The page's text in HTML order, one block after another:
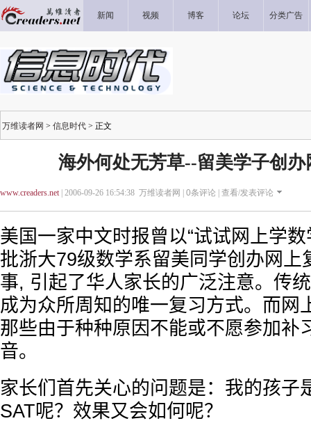
新闻 视频 博客 论坛 分类广告
万维读者网 > 信息时代 > 正文
海外何处无芳草--留美学子创办
www.creaders.net| 2006-09-26 16:54:38 万维读者网 | 0条评论 | 查看/发表评论
美国一家中文时报曾以“试试网上学
批浙大79级数学系留美同学创办网上
事, 引起了华人家长的广泛注意。传
成为众所周知的唯一复习方式。而网
那些由于种种原因不能或不愿参加补
音。
家长们首先关心的问题是：我的孩子
SAT呢？效果又会如何呢？